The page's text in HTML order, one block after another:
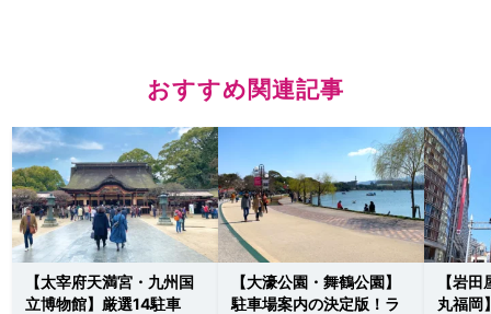
おすすめ関連記事
【太宰府天満宮・九州国
立博物館】厳選14駐車
【大濠公園・舞鶴公園】
駐車場案内の決定版！ラ
【岩
丸福岡